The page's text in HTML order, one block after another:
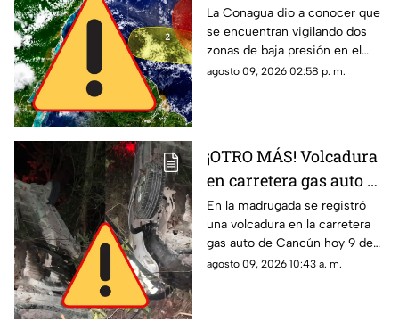
baja presión con
probabilidad de
desarrollo ciclónico
La Conagua dio a conocer que
se encuentran vigilando dos
zonas de baja presión en el
Atlántico con probabilidad de
agosto 09, 2026 02:58 p. m.
¡OTRO MÁS! Volcadura
en carretera gas auto de
Cancún HOY; el
conductor se dio a la
fuga
En la madrugada se registró
una volcadura en la carretera
gas auto de Cancún hoy 9 de
agosto de 2026. El conductor
agosto 09, 2026 10:43 a. m.